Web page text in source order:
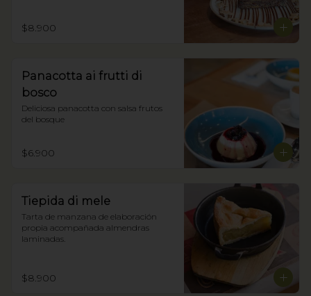
$8.900
Panacotta ai frutti di
bosco
Deliciosa panacotta con salsa frutos
del bosque
$6.900
Tiepida di mele
Tarta de manzana de elaboración
propia acompañada almendras
laminadas.
$8.900